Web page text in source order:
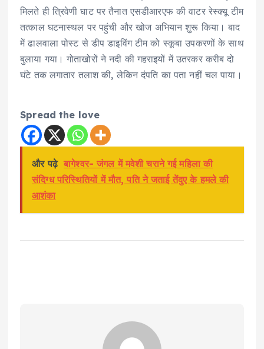
मिलते ही त्रिवेणी घाट पर तैनात एसडीआरएफ की वाटर रेस्क्यू टीम
तत्काल घटनास्थल पर पहुंची और खोज अभियान शुरू किया। बाद
में ढालवाला पोस्ट से डीप डाइविंग टीम को स्कूबा उपकरणों के साथ
बुलाया गया। गोताखोरों ने नदी की गहराइयों में उतरकर करीब दो
घंटे तक लगातार तलाश की, लेकिन दंपति का पता नहीं चल पाया।
Spread the love
और पढ़े बागेश्वर- जंगल में मवेशी चराने गई महिला की
संदिग्ध परिस्थितियों में मौत, पति ने जताई तेंदुए के हमले की
आशंका